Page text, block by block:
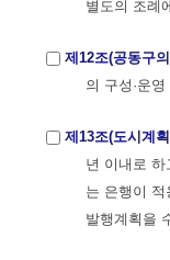
별도의 조례
제12조(공동구
의 구성·운
제13조(도시계
년 이내로
는 은행이
발행계획을